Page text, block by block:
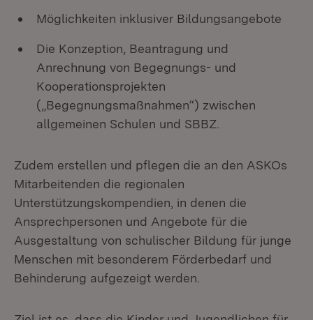
Möglichkeiten inklusiver Bildungsangebote
Die Konzeption, Beantragung und
Anrechnung von Begegnungs- und
Kooperationsprojekten
(„Begegnungsmaßnahmen“) zwischen
allgemeinen Schulen und SBBZ.
Zudem erstellen und pflegen die an den ASKOs
Mitarbeitenden die regionalen
Unterstützungskompendien, in denen die
Ansprechpersonen und Angebote für die
Ausgestaltung von schulischer Bildung für junge
Menschen mit besonderem Förderbedarf und
Behinderung aufgezeigt werden.